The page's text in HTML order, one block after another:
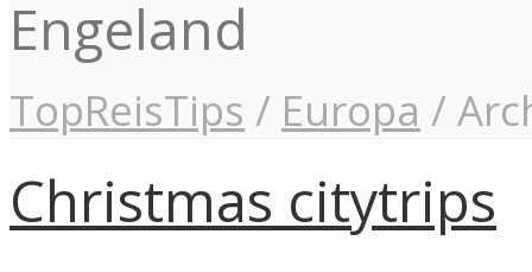
Engeland
TopReisTips / Europa /
Christmas citytrips